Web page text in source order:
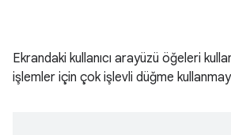
Ekrandaki kullanıcı arayüzü öğeleri
işlemler için çok işlevli düğme